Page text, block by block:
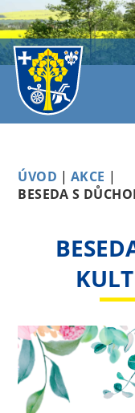
ÚVOD | AKCE |
BESEDA S